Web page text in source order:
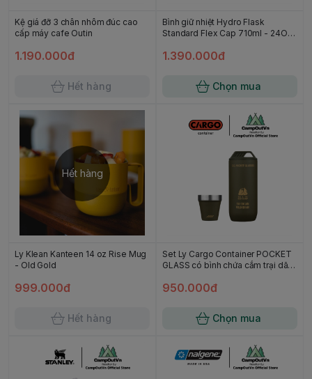
Kệ giá đỡ 3 chân nhôm đúc cao
cấp máy cafe Outin
1.190.000đ
Hết hàng
Bình giữ nhiệt Hydro Flask
Standard Flex Cap 710ml - 24OZ
1.390.000đ
Chọn mua
Hết hàng
Ly Klean Kanteen 14 oz Rise Mug
- Old Gold
999.000đ
Hết hàng
Set Ly Cargo Container POCKET
GLASS có bình chứa cắm trại dã
950.000đ
Chọn mua